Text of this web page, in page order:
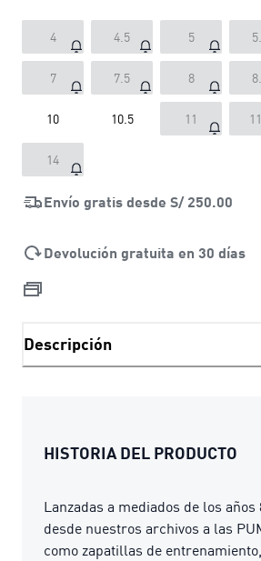
4 4.5 5
7 7.5 8
10 10.5 11
14
Envío gratis desde S/ 250.00
Devolución gratuita en 30 días
Descripción
HISTORIA DEL PRODUCTO
Lanzadas a mediados de los
desde nuestros archivos a las
como zapatillas de